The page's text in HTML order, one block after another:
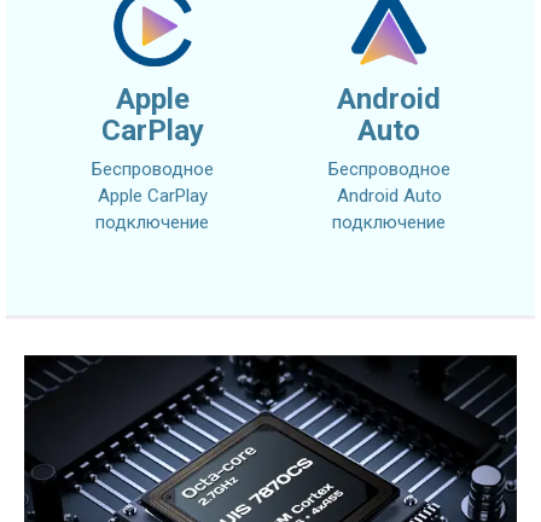
Apple
CarPlay
Беспроводное
Apple CarPlay
подключение
Android
Auto
Беспроводное
Android Auto
подключение